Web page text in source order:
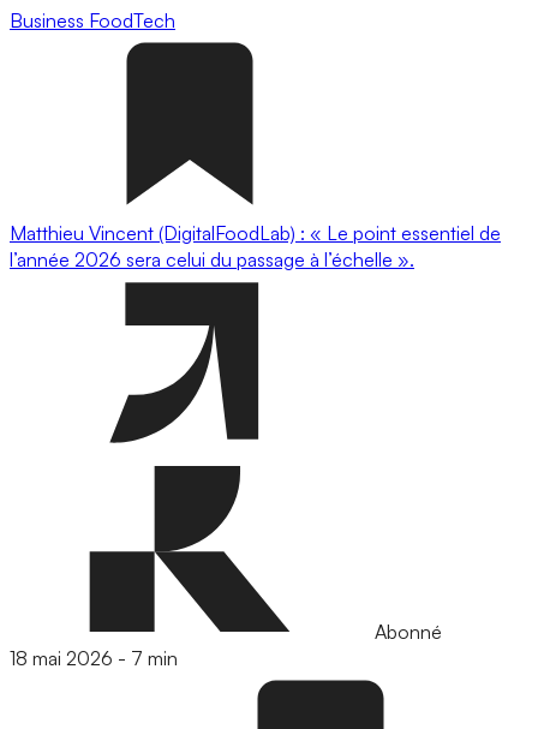
Business FoodTech
Matthieu Vincent (DigitalFoodLab) : « Le point essentiel de
l’année 2026 sera celui du passage à l’échelle ».
Abonné
18 mai 2026 - 7 min